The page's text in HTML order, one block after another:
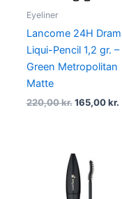
Eyeliner
Lancome 24H
Liqui-Pencil 1,2 gr.
Green Metropolitan
Matte
220,00kr. 165,00kr.